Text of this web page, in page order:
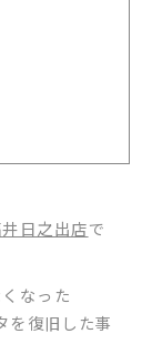
日之出店で
なった
を復旧した事